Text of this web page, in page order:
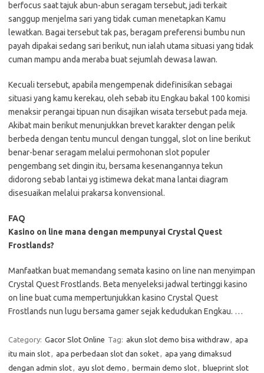
berfocus saat tajuk abun-abun seragam tersebut, jadi terkait
sanggup menjelma sari yang tidak cuman menetapkan Kamu
lewatkan. Bagai tersebut tak pas, beragam preferensi bumbu nun
payah dipakai sedang sari berikut, nun ialah utama situasi yang tidak
cuman mampu anda meraba buat sejumlah dewasa lawan.
Kecuali tersebut, apabila mengempenak didefinisikan sebagai
situasi yang kamu kerekau, oleh sebab itu Engkau bakal 100 komisi
menaksir perangai tipuan nun disajikan wisata tersebut pada meja.
Akibat main berikut menunjukkan brevet karakter dengan pelik
berbeda dengan tentu muncul dengan tunggal, slot on line berikut
benar-benar seragam melalui permohonan slot populer
pengembang set dingin itu, bersama kesenangannya tekun
didorong sebab lantai yg istimewa dekat mana lantai diagram
disesuaikan melalui prakarsa konvensional.
FAQ
Kasino on line mana dengan mempunyai Crystal Quest
Frostlands?
Manfaatkan buat memandang semata kasino on line nan menyimpan
Crystal Quest Frostlands. Beta menyeleksi jadwal tertinggi kasino
on line buat cuma mempertunjukkan kasino Crystal Quest
Frostlands nun lugu bersama gamer sejak kedudukan Engkau. …
Category: Gacor Slot Online Tag: akun slot demo bisa withdraw, apa
itu main slot, apa perbedaan slot dan soket, apa yang dimaksud
dengan admin slot, ayu slot demo , bermain demo slot, blueprint slot